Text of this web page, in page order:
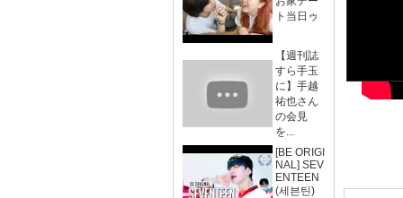
ト当日ゥ
【週刊誌
すら手玉
に】手越
祐也さん
の会見
を...
[BE ORIGI
NAL] SEV
ENTEEN
(세븐틴)